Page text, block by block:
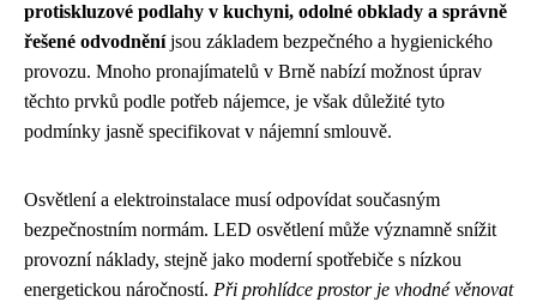
protiskluzové podlahy v kuchyni, odolné obklady a správně
řešené odvodněníjsou základem bezpečného a hygienického
provozu. Mnoho pronajímatelů v Brně nabízí možnost úprav
těchto prvků podle potřeb nájemce, je však důležité tyto
podmínky jasně specifikovat v nájemní smlouvě.
Osvětlení a elektroinstalace musí odpovídat současným
bezpečnostním normám. LED osvětlení může významně snížit
provozní náklady, stejně jako moderní spotřebiče s nízkou
energetickou náročností. Při prohlídce prostor je vhodné věnovat